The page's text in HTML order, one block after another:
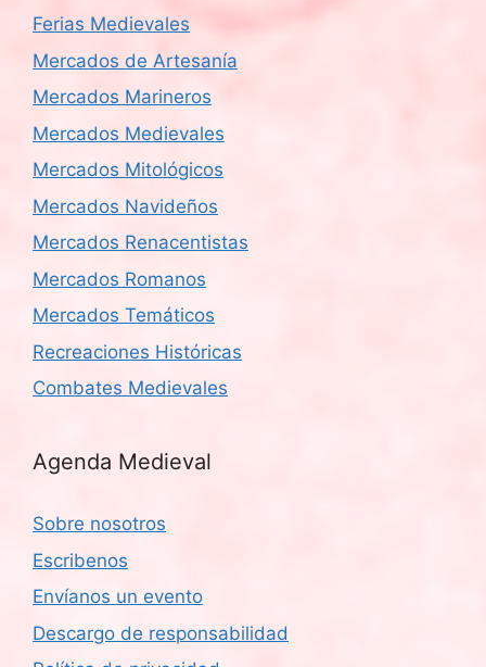
Ferias Medievales
Mercados de Artesanía
Mercados Marineros
Mercados Medievales
Mercados Mitológicos
Mercados Navideños
Mercados Renacentistas
Mercados Romanos
Mercados Temáticos
Recreaciones Históricas
Combates Medievales
Agenda Medieval
Sobre nosotros
Escribenos
Envíanos un evento
Descargo de responsabilidad